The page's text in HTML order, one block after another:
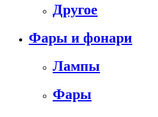
Другое
Фары и фонари
Лампы
Фары